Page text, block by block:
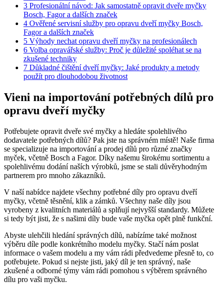
3 Profesionální návod: Jak samostatně opravit dveře myčky
Bosch, Fagor a dalších značek
4 Ověřené servisní služby pro opravu dveří myčky Bosch,
Fagor a dalších značek
5 Výhody nechat opravu dveří myčky na profesionálech
6 Volba opravářské služby: Proč je důležité spoléhat se na
zkušené techniky
7 Důkladné čištění dveří myčky: Jaké produkty a metody
použít pro dlouhodobou životnost
Vieni na importování potřebných dílů pro
opravu dveří myčky
Potřebujete opravit dveře své myčky a hledáte spolehlivého
dodavatele potřebných dílů? Pak jste na správném místě! Naše firma
se specializuje na importování a prodej dílů pro různé značky
myček, včetně Bosch a Fagor. Díky našemu širokému sortimentu a
spolehlivému dodání naších výrobků, jsme se stali důvěryhodným
partnerem pro mnoho zákazníků.
V naší nabídce najdete všechny potřebné díly pro opravu dveří
myčky, včetně těsnění, klik a zámků. Všechny naše díly jsou
vyrobeny z kvalitních materiálů a splňují nejvyšší standardy. Můžete
si tedy být jisti, že s našimi díly bude vaše myčka opět plně funkční.
Abyste ulehčili hledání správných dílů, nabízíme také možnost
výběru díle podle konkrétního modelu myčky. Stačí nám poslat
informace o vašem modelu a my vám rádi předvedeme přesně to, co
potřebujete. Pokud si nejste jisti, jaký díl je ten správný, naše
zkušené a odborné týmy vám rádi pomohou s výběrem správného
dílu pro vaši myčku.